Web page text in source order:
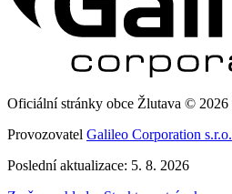
Oficiální stránky obce Žlutava © 2026
Provozovatel Galileo Corporation s.r.o.
Poslední aktualizace: 5. 8. 2026